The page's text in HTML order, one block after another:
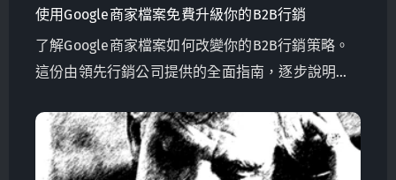
使用Google商家檔案免費升級你的B2B行銷
了解Google商家檔案如何改變你的B2B行銷策略。
這份由領先行銷公司提供的全面指南，逐步說明如
做到最大化。